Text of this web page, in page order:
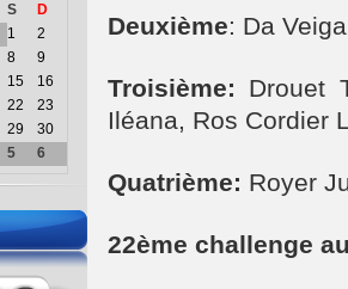
S
D
1
2
8
9
15
16
22
23
29
30
5 6
Deuxième: Da
Troisième: Drouet
Iléana, Ros Cordier
Quatrième: Royer
22ème challenge